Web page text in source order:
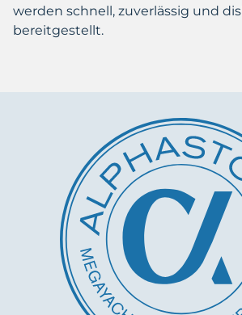
werden schnell, zuverlässig und
bereitgestellt.